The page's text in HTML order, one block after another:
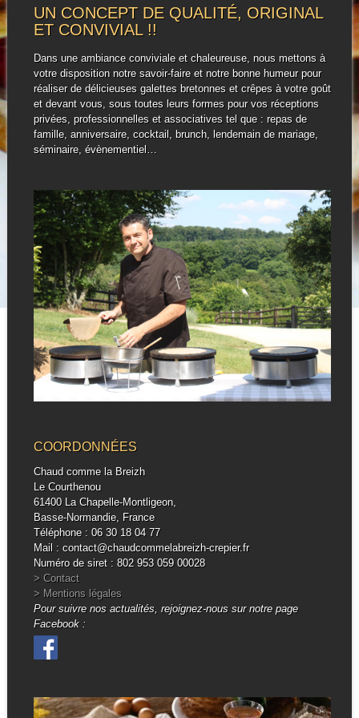
UN CONCEPT DE QUALITÉ, ORIGINAL
ET CONVIVIAL !!
Dans une ambiance conviviale et chaleureuse, nous mettons à
votre disposition notre savoir-faire et notre bonne humeur pour
réaliser de délicieuses galettes bretonnes et crêpes à votre goût
et devant vous, sous toutes leurs formes pour vos réceptions
privées, professionnelles et associatives tel que : repas de
famille, anniversaire, cocktail, brunch, lendemain de mariage,
séminaire, évènementiel…
COORDONNÉES
Chaud comme la Breizh
Le Courthenou
61400 La Chapelle-Montligeon,
Basse-Normandie, France
Téléphone : 06 30 18 04 77
Mail : contact@chaudcommelabreizh-crepier.fr
Numéro de siret : 802 953 059 00028
> Contact
> Mentions légales
Pour suivre nos actualités, rejoignez-nous sur notre page
Facebook :